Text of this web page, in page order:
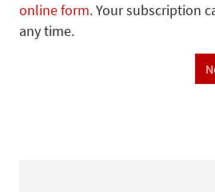
online form. Your subscription
any time.